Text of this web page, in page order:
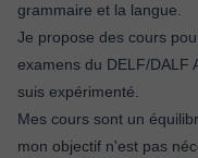
grammaire et la langue.
Je propose des cours
examens du DELF/DALF
suis expérimenté.
Mes cours sont un
mon objectif n'est pas